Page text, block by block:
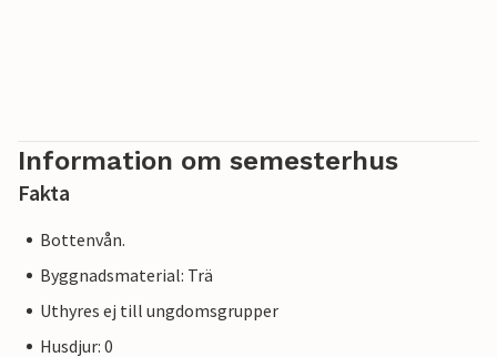
Information om semesterhus
Fakta
Bottenvån.
Byggnadsmaterial: Trä
Uthyres ej till ungdomsgrupper
Husdjur: 0